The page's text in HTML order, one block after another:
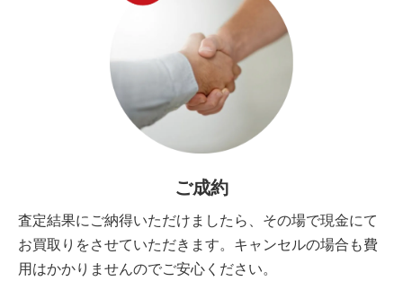
ご成約
査定結果にご納得いただけましたら、その場で現金にて
お買取りをさせていただきます。キャンセルの場合も費
用はかかりませんのでご安心ください。